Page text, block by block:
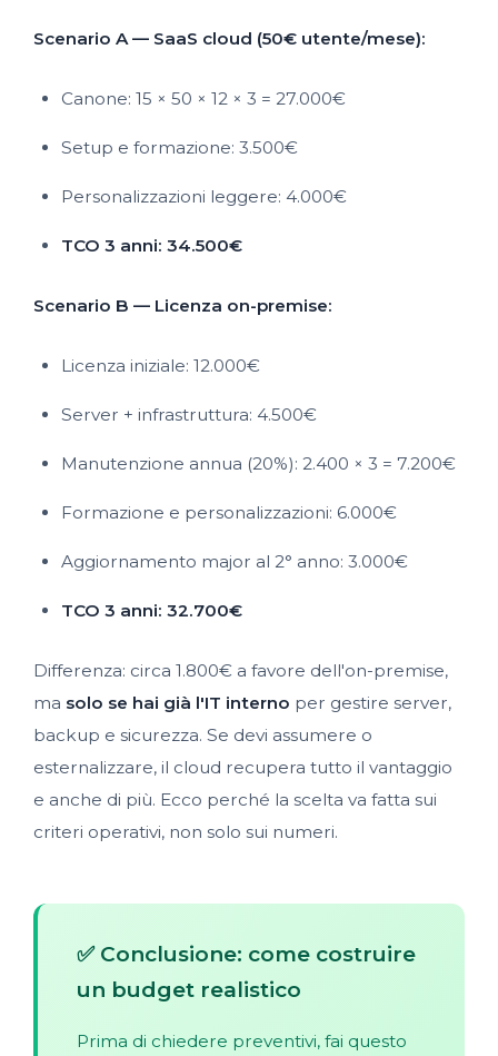
Scenario A — SaaS cloud (50€ utente/mese):
Canone: 15 × 50 × 12 × 3 = 27.000€
Setup e formazione: 3.500€
Personalizzazioni leggere: 4.000€
TCO 3 anni: 34.500€
Scenario B — Licenza on-premise:
Licenza iniziale: 12.000€
Server + infrastruttura: 4.500€
Manutenzione annua (20%): 2.400 × 3 = 7.200€
Formazione e personalizzazioni: 6.000€
Aggiornamento major al 2° anno: 3.000€
TCO 3 anni: 32.700€
Differenza: circa 1.800€ a favore dell'on-premise,
ma solo se hai già l'IT interno per gestire server,
backup e sicurezza. Se devi assumere o
esternalizzare, il cloud recupera tutto il vantaggio
e anche di più. Ecco perché la scelta va fatta sui
criteri operativi, non solo sui numeri.
✅ Conclusione: come costruire
un budget realistico
Prima di chiedere preventivi, fai questo